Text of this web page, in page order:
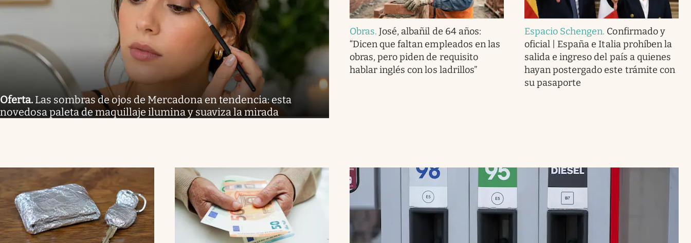
Oferta. Las sombras de ojos de Mercadona en tendencia: esta
novedosa paleta de maquillaje ilumina y suaviza la mirada
Obras.José, albañil de 64 años:
“Dicen que faltan empleados en las
obras, pero piden de requisito
hablar inglés con los ladrillos”
Espacio Schengen. Confirmado y
oficial | España e Italia prohíben la
salida e ingreso del país a quienes
hayan postergado este trámite con
su pasaporte